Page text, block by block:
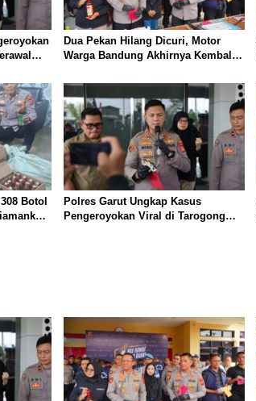
Dua Pekan Hilang Dicuri, Motor
Warga Bandung Akhirnya Kembali
Botol
Polres Garut Ungkap Kasus
Pengeroyokan Viral di Tarogong